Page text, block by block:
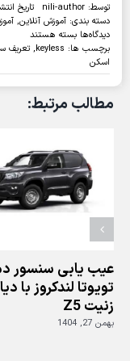
توسط: nili-author
تاریخ انتشار:
دسته بندی: آموزش آنلاین,
دیدگاه‌ها برای
ویدئو:تعریف
هوشمند(keyless)
نیسان
کیوب
جی
اسکن
بسته هستند
برچسب ها: keyless
, تعریف
اسکن
مطالب مرتبط:
عیب یابی سنسور
تویوتا لندکروز با
زنیت Z5
بهمن 27, 1404